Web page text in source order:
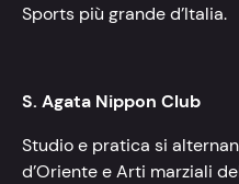
Sports più grande d’Italia.
S. Agata Nippon Club
Studio e pratica si
d’Oriente e Arti marziali